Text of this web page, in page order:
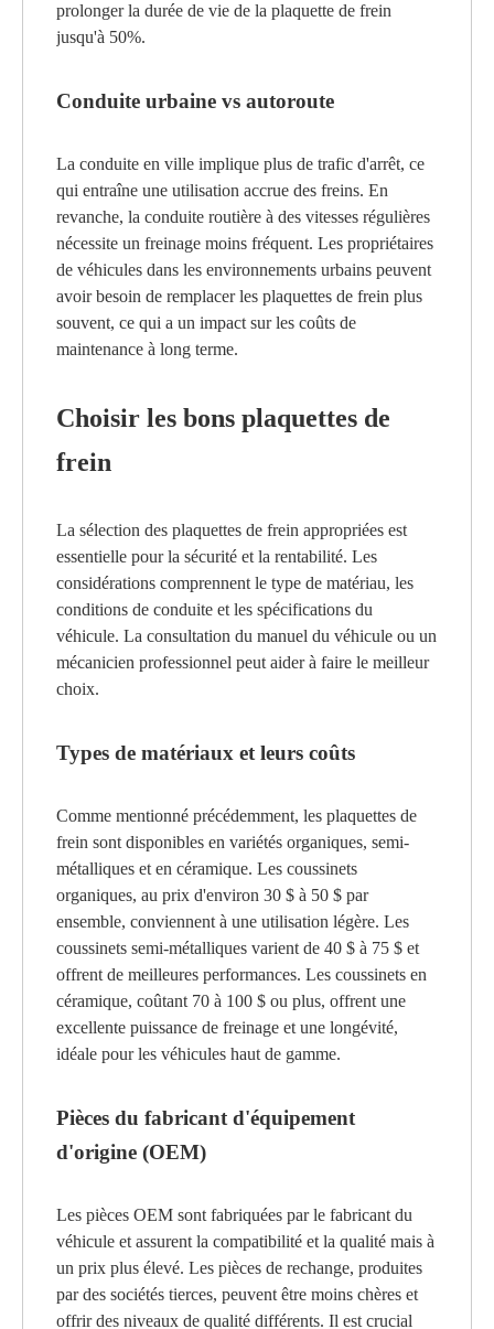
prolonger la durée de vie de la plaquette de frein
jusqu'à 50%.
Conduite urbaine vs autoroute
La conduite en ville implique plus de trafic d'arrêt, ce
qui entraîne une utilisation accrue des freins. En
revanche, la conduite routière à des vitesses régulières
nécessite un freinage moins fréquent. Les propriétaires
de véhicules dans les environnements urbains peuvent
avoir besoin de remplacer les plaquettes de frein plus
souvent, ce qui a un impact sur les coûts de
maintenance à long terme.
Choisir les bons plaquettes de
frein
La sélection des plaquettes de frein appropriées est
essentielle pour la sécurité et la rentabilité. Les
considérations comprennent le type de matériau, les
conditions de conduite et les spécifications du
véhicule. La consultation du manuel du véhicule ou un
mécanicien professionnel peut aider à faire le meilleur
choix.
Types de matériaux et leurs coûts
Comme mentionné précédemment, les plaquettes de
frein sont disponibles en variétés organiques, semi-
métalliques et en céramique. Les coussinets
organiques, au prix d'environ 30 $ à 50 $ par
ensemble, conviennent à une utilisation légère. Les
coussinets semi-métalliques varient de 40 $ à 75 $ et
offrent de meilleures performances. Les coussinets en
céramique, coûtant 70 à 100 $ ou plus, offrent une
excellente puissance de freinage et une longévité,
idéale pour les véhicules haut de gamme.
Pièces du fabricant d'équipement
d'origine (OEM)
Les pièces OEM sont fabriquées par le fabricant du
véhicule et assurent la compatibilité et la qualité mais à
un prix plus élevé. Les pièces de rechange, produites
par des sociétés tierces, peuvent être moins chères et
offrir des niveaux de qualité différents. Il est crucial